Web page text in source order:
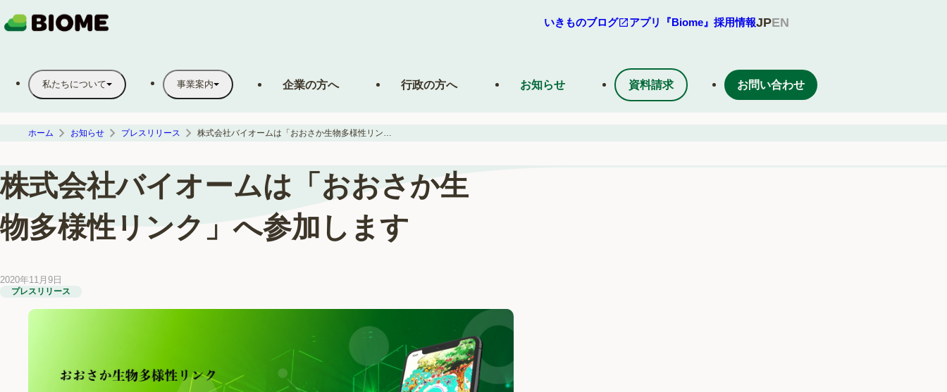
いきものブログ アプリ『Biome』 採用情報JPEN
私たちについて 事業案内 企業の方へ 行政の方へ お知らせ 資料請求 お問い合わせ
ホーム お知らせ プレスリリース
株式会社バイオームは「おおさか生
物多様性リンク」へ参加します
2020年11月9日
プレスリリース